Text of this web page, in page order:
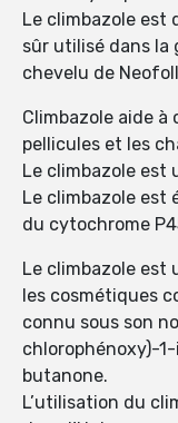
Le climbazole
sûr utilisé dans la
chevelu de
Climbazole aide
pellicules et les
Le climbazole
Le climbazole est
du cytochrome
Le climbazole
les cosmétiques
connu sous son
chlorophénoxy)-
butanone.
L’utilisation du